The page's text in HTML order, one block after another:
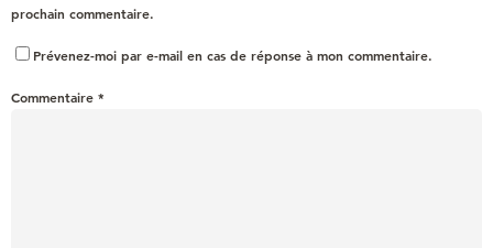
prochain commentaire.
Prévenez-moi par e-mail en cas de réponse à mon commentaire.
Commentaire *